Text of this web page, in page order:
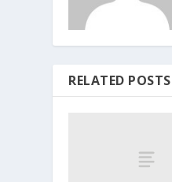
RELATED POSTS